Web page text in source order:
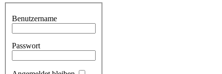
Benutzername
Passwort